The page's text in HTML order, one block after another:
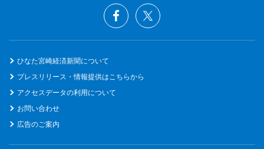
ひなた宮崎経済新聞について
プレスリリース・情報提供はこちらから
アクセスデータの利用について
お問い合わせ
広告のご案内